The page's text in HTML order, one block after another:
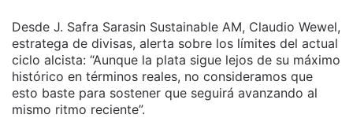
Desde J. Safra Sarasin Sustainable AM, Claudio Wewel,
estratega de divisas, alerta sobre los límites del actual
ciclo alcista: “Aunque la plata sigue lejos de su máximo
histórico en términos reales, no consideramos que
esto baste para sostener que seguirá avanzando al
mismo ritmo reciente”.